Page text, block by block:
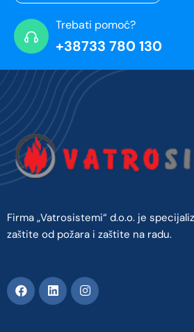
Trebati pomoć?
+38733 780 130
Firma „Vatrosistemi“ d.o.o. je
zaštite od požara i zaštite na radu.